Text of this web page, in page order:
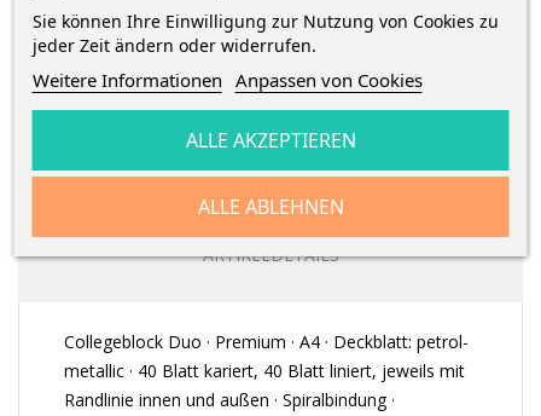
BESCHREIBUNG
ARTIKELDETAILS
Collegeblock Duo · Premium · A4 · Deckblatt: petrol-
metallic · 40 Blatt kariert, 40 Blatt liniert, jeweils mit
Randlinie innen und außen · Spiralbindung ·
Sie können Ihre Einwilligung zur Nutzung von Cookies zu
jeder Zeit ändern oder widerrufen.
Weitere Informationen Anpassen von Cookies
ALLE ABLEHNEN
ALLE AKZEPTIEREN